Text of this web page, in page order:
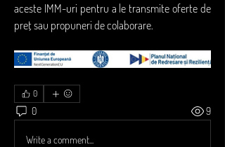
aceste IMM-uri pentru a le transmite oferte de
preț sau propuneri de colaborare.
0
0 9
Write a comment...